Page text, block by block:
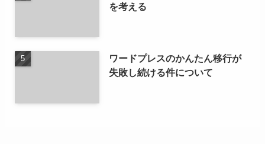
を考える
ワードプレスのかんたん移行が
失敗し続ける件について